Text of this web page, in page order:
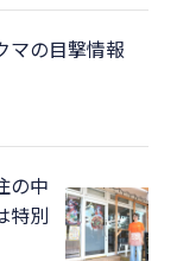
マの目撃情報
の中
特別